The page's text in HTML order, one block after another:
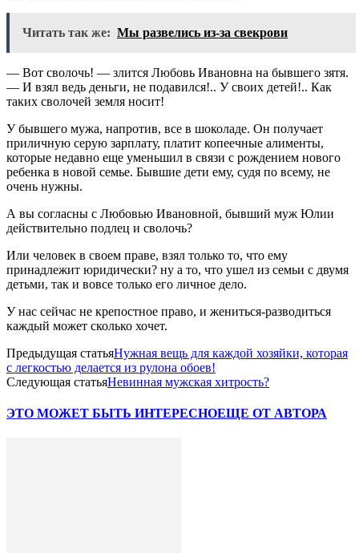
Читать так же: Мы развелись из-за свекрови
— Вот сволочь! — злится Любовь Ивановна на бывшего зятя.
— И взял ведь деньги, не подавился!.. У своих детей!.. Как
таких сволочей земля носит!
У бывшего мужа, напротив, все в шоколаде. Он получает
приличную серую зарплату, платит копеечные алименты,
которые недавно еще уменьшил в связи с рождением нового
ребенка в новой семье. Бывшие дети ему, судя по всему, не
очень нужны.
А вы согласны с Любовью Ивановной, бывший муж Юлии
действительно подлец и сволочь?
Или человек в своем праве, взял только то, что ему
принадлежит юридически? ну а то, что ушел из семьи с двумя
детьми, так и вовсе только его личное дело.
У нас сейчас не крепостное право, и жениться-разводиться
каждый может сколько хочет.
Предыдущая статьяНужная вещь для каждой хозяйки, которая
с легкостью делается из рулона обоев!
Следующая статьяНевинная мужская хитрость?
ЭТО МОЖЕТ БЫТЬ ИНТЕРЕСНОЕЩЕ ОТ АВТОРА